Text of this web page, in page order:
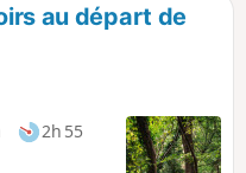
au départ de
2h 55